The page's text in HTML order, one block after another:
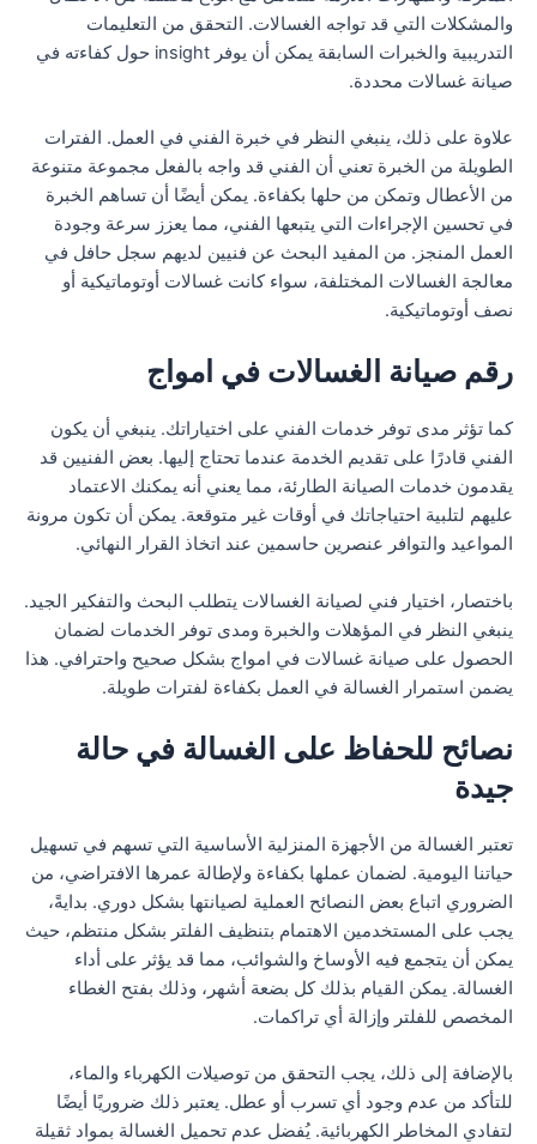
والمشكلات التي قد تواجه الغسالات. التحقق من التعليمات
التدريبية والخبرات السابقة يمكن أن يوفر insight حول كفاءته في
صيانة غسالات محددة.
علاوة على ذلك، ينبغي النظر في خبرة الفني في العمل. الفترات
الطويلة من الخبرة تعني أن الفني قد واجه بالفعل مجموعة متنوعة
من الأعطال وتمكن من حلها بكفاءة. يمكن أيضًا أن تساهم الخبرة
في تحسين الإجراءات التي يتبعها الفني، مما يعزز سرعة وجودة
العمل المنجز. من المفيد البحث عن فنيين لديهم سجل حافل في
معالجة الغسالات المختلفة، سواء كانت غسالات أوتوماتيكية أو
نصف أوتوماتيكية.
رقم صيانة الغسالات في امواج
كما تؤثر مدى توفر خدمات الفني على اختياراتك. ينبغي أن يكون
الفني قادرًا على تقديم الخدمة عندما تحتاج إليها. بعض الفنيين قد
يقدمون خدمات الصيانة الطارئة، مما يعني أنه يمكنك الاعتماد
عليهم لتلبية احتياجاتك في أوقات غير متوقعة. يمكن أن تكون مرونة
المواعيد والتوافر عنصرين حاسمين عند اتخاذ القرار النهائي.
باختصار، اختيار فني لصيانة الغسالات يتطلب البحث والتفكير الجيد.
ينبغي النظر في المؤهلات والخبرة ومدى توفر الخدمات لضمان
الحصول على صيانة غسالات في امواج بشكل صحيح واحترافي. هذا
يضمن استمرار الغسالة في العمل بكفاءة لفترات طويلة.
نصائح للحفاظ على الغسالة في حالة
جيدة
تعتبر الغسالة من الأجهزة المنزلية الأساسية التي تسهم في تسهيل
حياتنا اليومية. لضمان عملها بكفاءة ولإطالة عمرها الافتراضي، من
الضروري اتباع بعض النصائح العملية لصيانتها بشكل دوري. بدايةً،
يجب على المستخدمين الاهتمام بتنظيف الفلتر بشكل منتظم، حيث
يمكن أن يتجمع فيه الأوساخ والشوائب، مما قد يؤثر على أداء
الغسالة. يمكن القيام بذلك كل بضعة أشهر، وذلك بفتح الغطاء
المخصص للفلتر وإزالة أي تراكمات.
بالإضافة إلى ذلك، يجب التحقق من توصيلات الكهرباء والماء،
للتأكد من عدم وجود أي تسرب أو عطل. يعتبر ذلك ضروريًا أيضًا
لتفادي المخاطر الكهربائية. يُفضل عدم تحميل الغسالة بمواد ثقيلة